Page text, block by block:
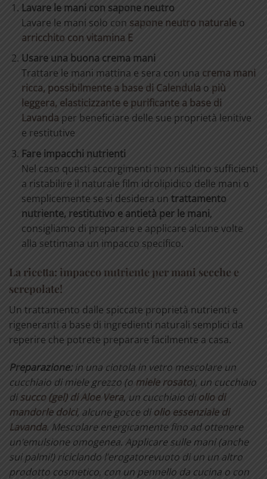
Lavare le mani con sapone neutro
Lavare le mani solo con sapone neutro naturaleo
arricchito con vitamina E
Usare una buona crema mani
Trattare le mani mattina e sera con una crema mani
ricca, possibilmente a base di Calendula o più
leggera, elasticizzante e purificante a base di
Lavanda per beneficiare delle sue proprietà lenitive
e restitutive
Fare impacchi nutrienti
Nel caso questi accorgimenti non risultino sufficienti
a ristabilire il naturale film idrolipidico delle mani o
semplicemente se si desidera un trattamento
nutriente, restitutivo e antietà per le mani,
consigliamo di preparare e applicare alcune volte
alla settimana un impacco specifico.
La ricetta: impacco nutriente per mani secche e
screpolate!
Un trattamento dalle spiccate proprietà nutrienti e
rigeneranti a base di ingredienti naturali semplici da
reperire che potrete preparare facilmente a casa.
Preparazione:in una ciotola in vetro mescolare un
cucchiaio di miele grezzo (o miele rosato), un cucchiaio
disucco (gel) di Aloe Vera, un cucchiaio diolio di
mandorle dolci, alcune gocce diolio essenziale di
Lavanda. Mescolare energicamente fino ad ottenere
un’emulsione omogenea. Applicare sulle mani (anche
sui palmi!) riciclando l’erogatorevuoto di un un altro
prodotto cosmetico, con un pennello da cucina o con